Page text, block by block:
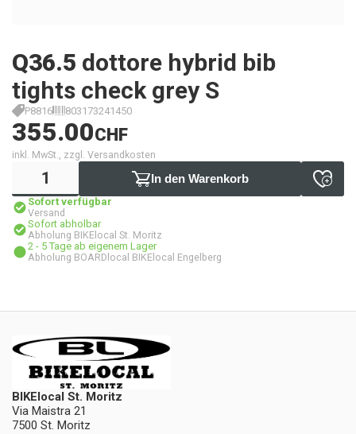
Q36.5 dottore hybrid bib
tights check grey S
P8816 803173241450
355.00CHF
inkl. MwSt., zzgl. Versandkosten
In den Warenkorb
Sofort verfügbar
Versand
Sofort abholbar
Abholung BIKElocal St. Moritz
2 - 5 Tage ab eigenem Lager
Abholung BOARDlocal BIKElocal Engelberg
BIKElocal St. Moritz
Via Maistra 21
7500 St. Moritz